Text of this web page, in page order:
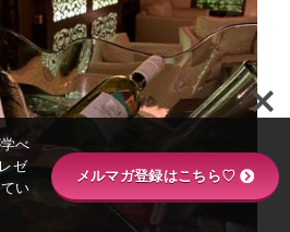
べ
ゼ
い
メルマガ登録はこちら♡